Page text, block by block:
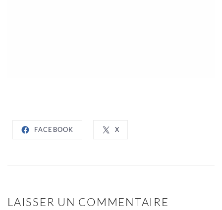
FACEBOOK X
LAISSER UN COMMENTAIRE